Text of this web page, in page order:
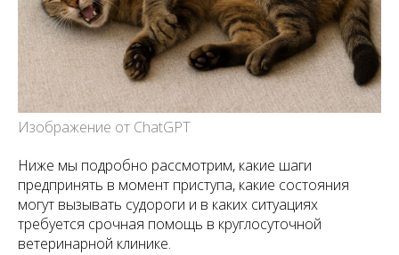
Изображение от ChatGPT
Ниже мы подробно рассмотрим, какие шаги
предпринять в момент приступа, какие состояния
могут вызывать судороги и в каких ситуациях
требуется срочная помощь в круглосуточной
ветеринарной клинике.